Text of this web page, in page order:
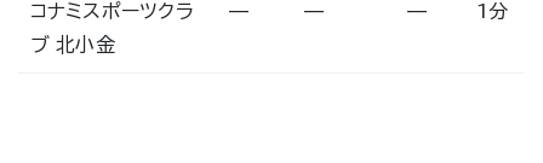
コナミスポーツクラ
ブ 北小金
— — — 1分